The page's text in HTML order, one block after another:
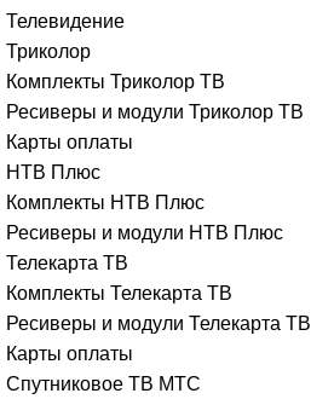
Телевидение
Триколор
Комплекты Триколор ТВ
Ресиверы и модули Триколор ТВ
Карты оплаты
НТВ Плюс
Комплекты НТВ Плюс
Ресиверы и модули НТВ Плюс
Телекарта ТВ
Комплекты Телекарта ТВ
Ресиверы и модули Телекарта ТВ
Карты оплаты
Спутниковое ТВ МТС